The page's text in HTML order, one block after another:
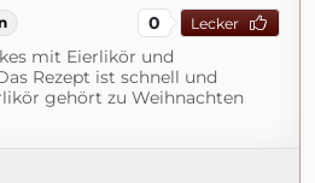
0 Lecker
mit Eierlikör und
Rezept ist schnell und
gehört zu Weihnachten